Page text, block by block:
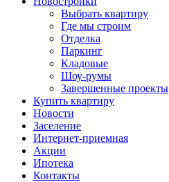
Выбрать квартиру
Где мы строим
Отделка
Паркинг
Кладовые
Шоу-румы
Завершенные проекты
Купить квартиру
Новости
Заселение
Интернет-приемная
Акции
Ипотека
Контакты